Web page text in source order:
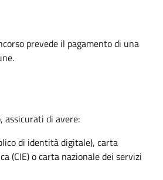
prevede il pagamento di una
assicurati di avere:
di identità digitale), carta
(CIE) o carta nazionale dei servizi